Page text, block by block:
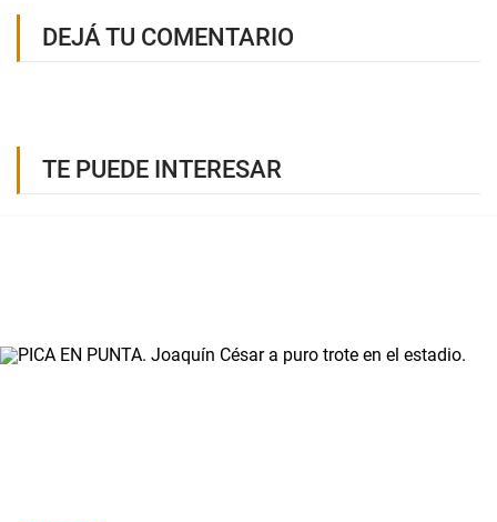
DEJÁ TU COMENTARIO
TE PUEDE INTERESAR